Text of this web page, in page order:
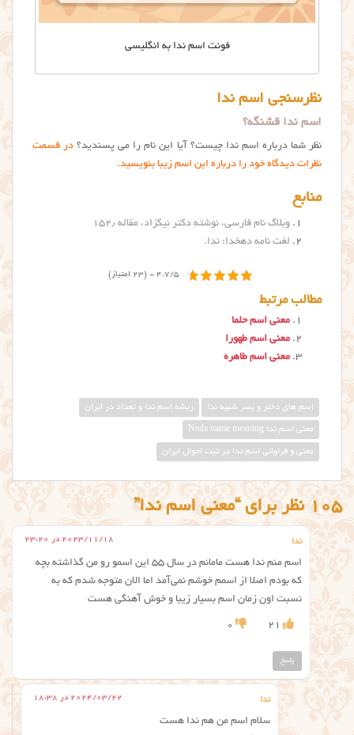
فونت اسم ندا به انگلیسی
نظرسنجی اسم ندا
اسم ندا قشنگه؟
نظر شما درباره اسم ندا چیست؟ آیا این نام را می پسندید؟ در قسمت
نظرات دیدگاه خود را درباره این اسم زیبا بنویسید.
منابع
وبلاگ نام فارسی، نوشته دکتر نیکزاد، مقاله ۱۵۲٫
لغت نامه دهخدا: ندا.
4.7/5 - (23 امتیاز)
مطالب مرتبط
معنی اسم حلما
معنی اسم طهورا
معنی اسم طاهره
اسم های دختر و پسر شبیه ندا ریشه اسم ندا و تعداد در ایران
معنی اسم ندا Neda name meaning
معنی و فراوانی اسم ندا در ثبت احوال ایران
105 نظر برای “معنی اسم ندا”
ندا 2023/11/18 در 23:20
اسم منم ندا هست مامانم در سال ۵۵ این اسمو رو من گذاشته بچه
که بودم اصلا از اسمم خوشم نمی‌آمد اما الان متوجه شدم که به
نسبت اون زمان اسم بسیار زیبا و خوش آهنگی هست
21
0
پاسخ
ندا 2024/03/22 در 18:38
سلام اسم من هم ندا هست